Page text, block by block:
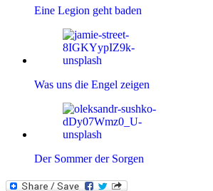
Eine Legion geht baden
Was uns die Engel zeigen
Der Sommer der Sorgen